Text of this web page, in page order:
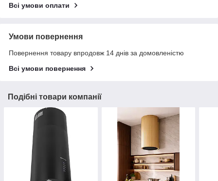
Всі умови оплати
Умови повернення
Повернення товару впродовж 14 днів за домовленістю
Всі умови повернення
Подібні товари компанії